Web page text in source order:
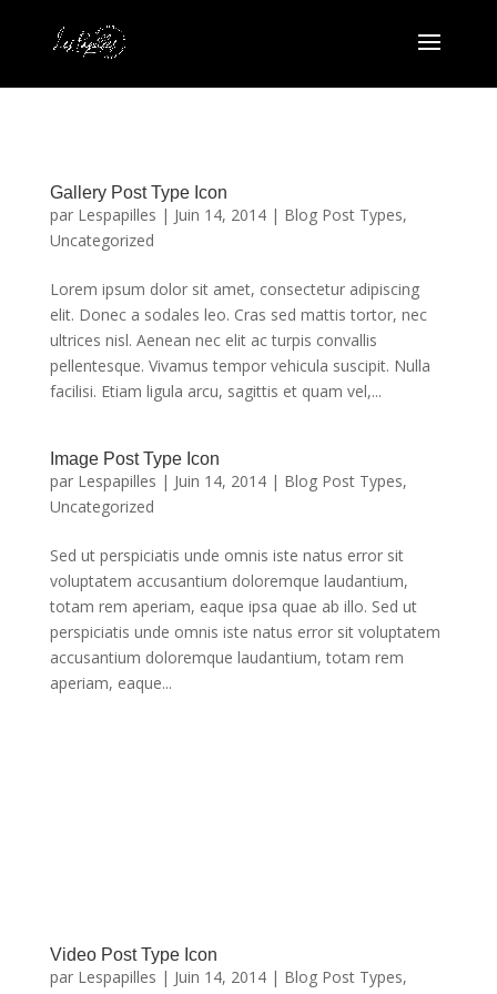
Gallery Post Type Icon
par Lespapilles | Juin 14, 2014| Blog Post Types,
Uncategorized
Lorem ipsum dolor sit amet, consectetur adipiscing
elit. Donec a sodales leo. Cras sed mattis tortor, nec
ultrices nisl. Aenean nec elit ac turpis convallis
pellentesque. Vivamus tempor vehicula suscipit. Nulla
facilisi. Etiam ligula arcu, sagittis et quam vel,...
Image Post Type Icon
par Lespapilles | Juin 14, 2014| Blog Post Types,
Uncategorized
Sed ut perspiciatis unde omnis iste natus error sit
voluptatem accusantium doloremque laudantium,
totam rem aperiam, eaque ipsa quae ab illo. Sed ut
perspiciatis unde omnis iste natus error sit voluptatem
accusantium doloremque laudantium, totam rem
aperiam, eaque...
Video Post Type Icon
par Lespapilles | Juin 14, 2014| Blog Post Types,